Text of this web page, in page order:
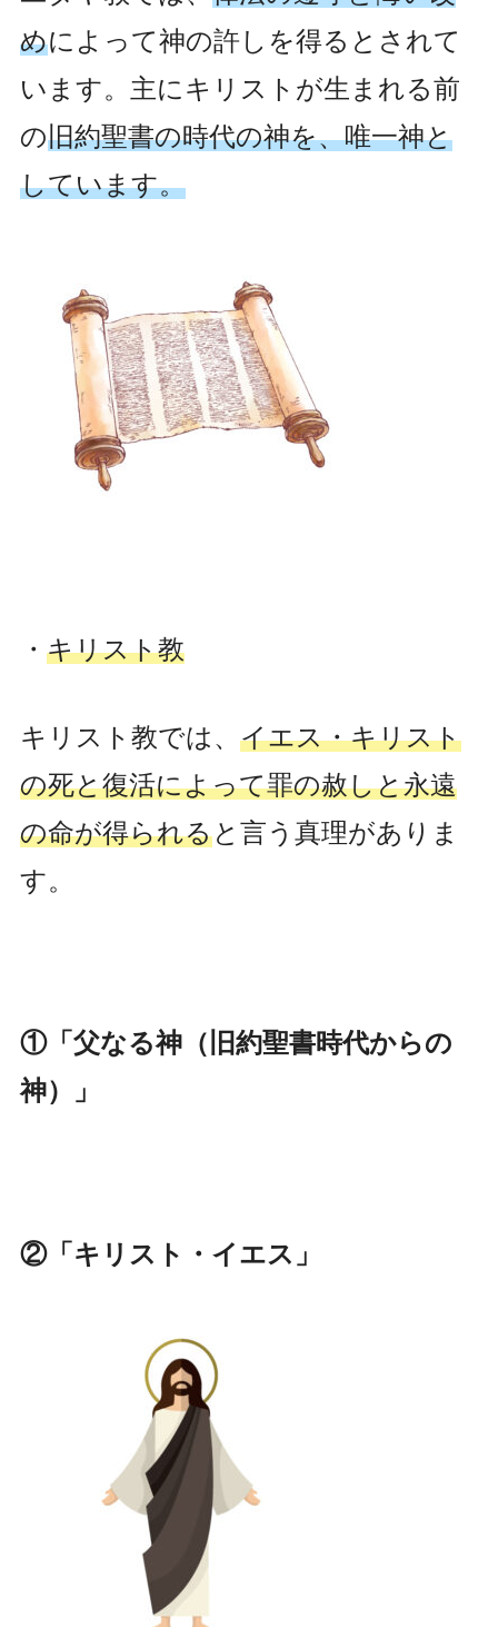
めによって神の許しを得る とされて
います。主にキリストが生まれる前
の旧約聖書の時代の神を、唯一神と
しています。
・ キリスト教
キリスト教では、 イエス・キリスト
の死と復活によって罪の赦しと永遠
の命が得られると言う真理がありま
す。
①「 父なる神（旧約聖書時代からの
神）」
②「キリスト・イエス」